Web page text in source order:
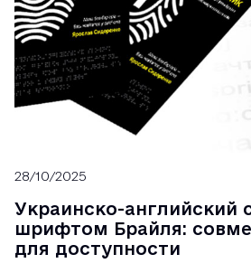
28/10/2025
Украинско-английский
шрифтом Брайля:
для доступности